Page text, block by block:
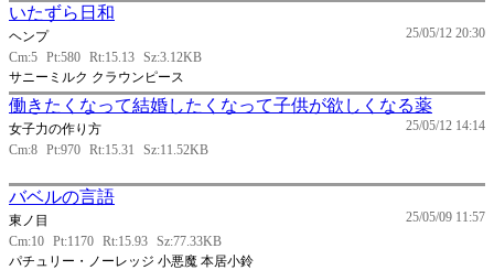
いたずら日和
25/05/12 20:30
ヘンプ
Cm:5 Pt:580 Rt:15.13 Sz:3.12KB
サニーミルク クラウンピース
働きたくなって結婚したくなって子供が欲しくなる薬
25/05/12 14:14
女子力の作り方
Cm:8 Pt:970 Rt:15.31 Sz:11.52KB
バベルの言語
25/05/09 11:57
東ノ目
Cm:10 Pt:1170 Rt:15.93 Sz:77.33KB
パチュリー・ノーレッジ 小悪魔 本居小鈴